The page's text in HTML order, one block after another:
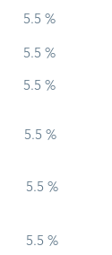
5.5 %
5.5 %
5.5 %
5.5 %
5.5 %
5.5 %